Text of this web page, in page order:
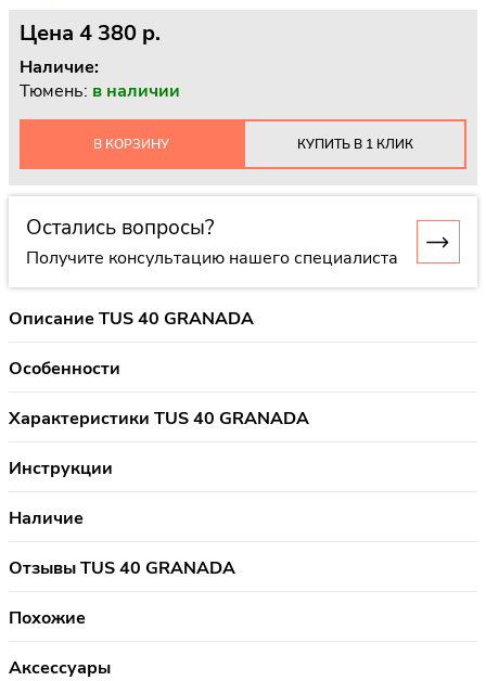
Цена 4 380 p.
Наличие:
Тюмень: в наличии
В КОРЗИНУ КУПИТЬ В 1 КЛИК
Остались вопросы?
Получите консультацию нашего специалиста
Описание TUS 40 GRANADA
Особенности
Характеристики TUS 40 GRANADA
Инструкции
Наличие
Отзывы TUS 40 GRANADA
Похожие
Аксессуары